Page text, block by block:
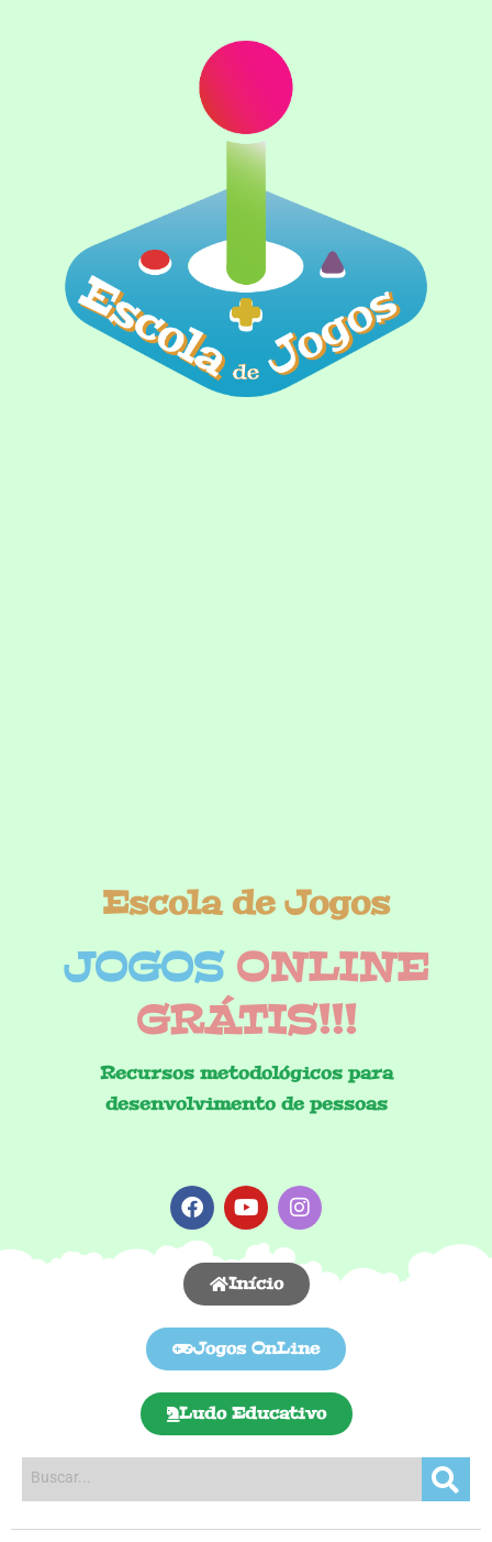
Escola de Jogos
JOGOS ONLINE
GRÁTIS!!!
Recursos metodológicos para
desenvolvimento de pessoas
Início
Jogos OnLine
Ludo Educativo